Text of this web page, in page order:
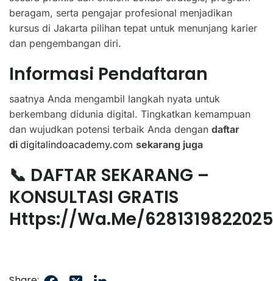
beragam, serta pengajar profesional menjadikan
kursus di Jakarta pilihan tepat untuk menunjang karier
dan pengembangan diri.
Informasi Pendaftaran
saatnya Anda mengambil langkah nyata untuk
berkembang didunia digital. Tingkatkan kemampuan
dan wujudkan potensi terbaik Anda dengan daftar
di digitalindoacademy.com sekarang juga
📞 DAFTAR SEKARANG –
KONSULTASI GRATIS
Https://wa.me/6281319822025